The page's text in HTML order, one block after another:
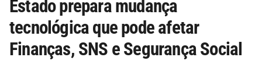
Estado prepara mudança
tecnológica que pode afetar
Finanças, SNS e Segurança Social